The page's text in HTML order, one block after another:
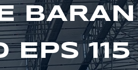
EPS 115